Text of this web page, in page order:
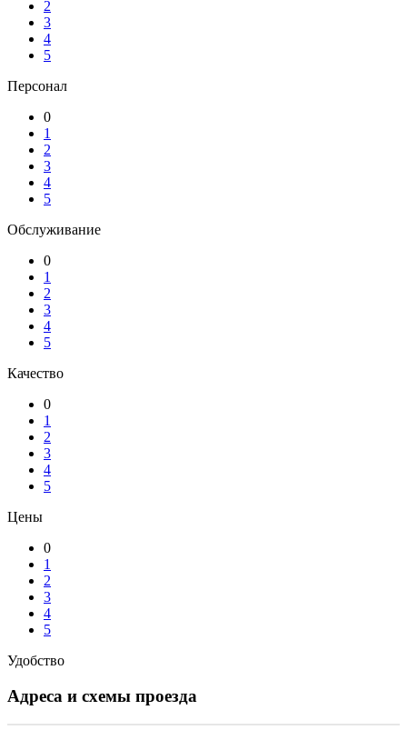
2
3
4
5
Персонал
0
1
2
3
4
5
Обслуживание
0
1
2
3
4
5
Качество
0
1
2
3
4
5
Цены
0
1
2
3
4
5
Удобство
Адреса и схемы проезда